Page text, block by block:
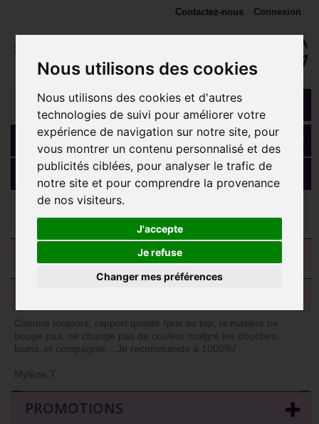
Nous utilisons des cookies
Nous utilisons des cookies et d'autres
technologies de suivi pour améliorer votre
expérience de navigation sur notre site, pour
vous montrer un contenu personnalisé et des
publicités ciblées, pour analyser le trafic de
notre site et pour comprendre la provenance
de nos visiteurs.
J'accepte
Je refuse
Changer mes préférences
Connexion
Contactez-nous
Panier (vide)
MENU
Embouts 1,2 mm (Accessoires)
titane G23 à clipper BOTJD 2
Comme toujours, rapport qualité /prix au top, la matière ne
bouge pas, ne change pas de couleur malgré les douches,
bains, et compagnie... Je recommande à 1000%!
Mylène T.
→
←
PROMOTIONS